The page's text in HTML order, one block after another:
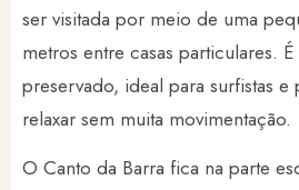
ser visitada por meio de uma
metros entre casas particulares.
preservado, ideal para surfistas e
relaxar sem muita movimentação.
O Canto da Barra fica na parte